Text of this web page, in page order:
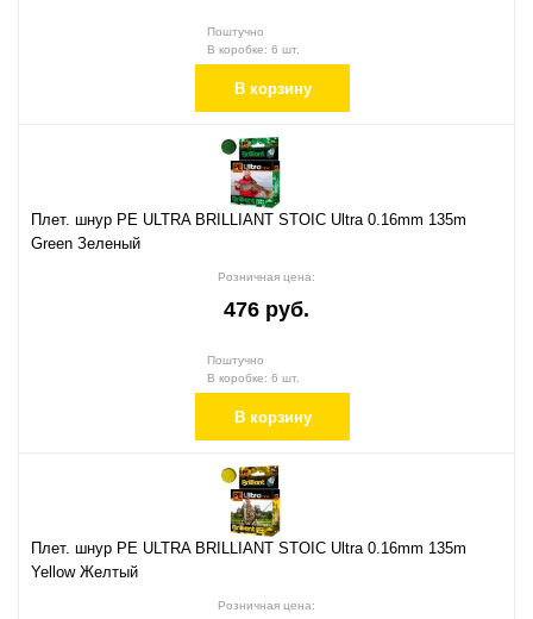
Поштучно
В коробке: 6 шт.
В корзину
Плет. шнур PE ULTRA BRILLIANT STOIC Ultra 0.16mm 135m
Green Зеленый
Розничная цена:
476 руб.
Поштучно
В коробке: 6 шт.
В корзину
Плет. шнур PE ULTRA BRILLIANT STOIC Ultra 0.16mm 135m
Yellow Желтый
Розничная цена: